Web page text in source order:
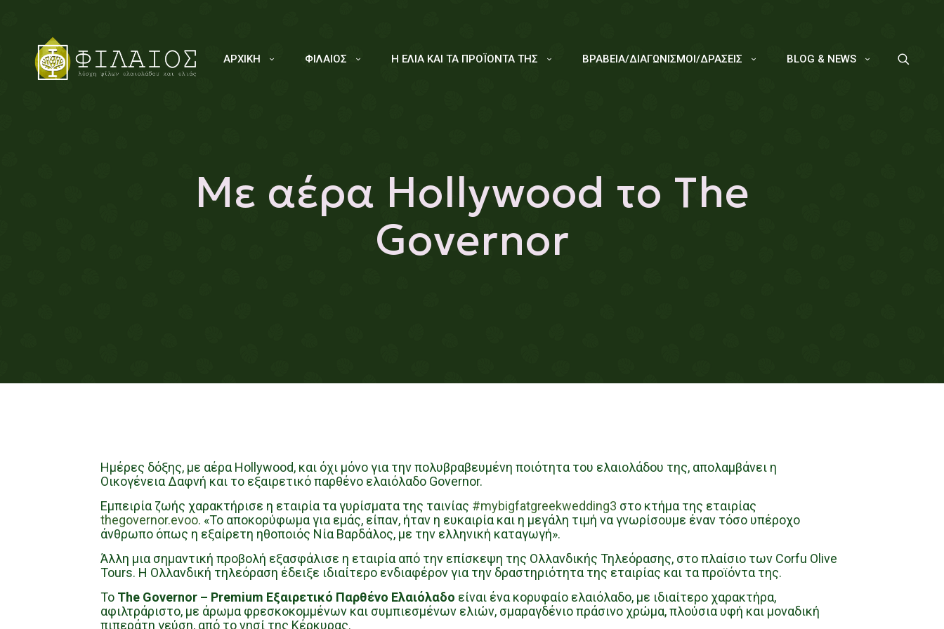
ΑΡΧΙΚΗ ΦΙΛΑΙΟΣ Η ΕΛΙΑ ΚΑΙ ΤΑ ΠΡΟΪΟΝΤΑ ΤΗΣ ΒΡΑΒΕΙΑ/ΔΙΑΓΩΝΙΣΜΟΙ/ΔΡΑΣΕΙΣ BLOG & NEWS
Με αέρα Hollywood το The
Governor
Ημέρες δόξης, με αέρα Hollywood, και όχι μόνο για την πολυβραβευμένη ποιότητα του ελαιολάδου της, απολαμβάνει η
Οικογένεια Δαφνή και το εξαιρετικό παρθένο ελαιόλαδο Governor.
Εμπειρία ζωής χαρακτήρισε η εταιρία τα γυρίσματα της ταινίας #mybigfatgreekwedding3 στο κτήμα της εταιρίας
thegovernor.evoo. «Το αποκορύφωμα για εμάς, είπαν, ήταν η ευκαιρία και η μεγάλη τιμή να γνωρίσουμε έναν τόσο υπέροχο
άνθρωπο όπως η εξαίρετη ηθοποιός Νία Βαρδάλος, με την ελληνική καταγωγή».
Άλλη μια σημαντική προβολή εξασφάλισε η εταιρία από την επίσκεψη της Ολλανδικής Τηλεόρασης, στο πλαίσιο των Corfu Olive
Tours. Η Ολλανδική τηλεόραση έδειξε ιδιαίτερο ενδιαφέρον για την δραστηριότητα της εταιρίας και τα προϊόντα της.
Το The Governor – Premium Εξαιρετικό Παρθένο Ελαιόλαδο είναι ένα κορυφαίο ελαιόλαδο, με ιδιαίτερο χαρακτήρα,
αφιλτράριστο, με άρωμα φρεσκοκομμένων και συμπιεσμένων ελιών, σμαραγδένιο πράσινο χρώμα, πλούσια υφή και μοναδική
πιπεράτη γεύση, από το νησί της Κέρκυρας.